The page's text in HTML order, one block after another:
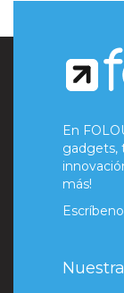
En
gadgets,
más!